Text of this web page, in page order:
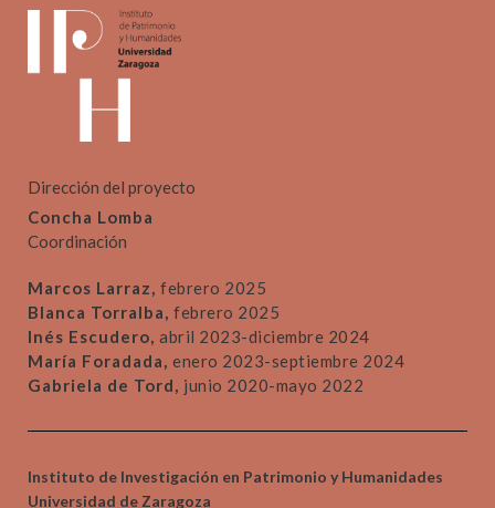
Dirección del proyecto
Concha Lomba
Coordinación
Marcos Larraz, febrero 2025
Blanca Torralba, febrero 2025
Inés Escudero, abril 2023-diciembre 2024
María Foradada, enero 2023-septiembre 2024
Gabriela de Tord, junio 2020-mayo 2022
Instituto de Investigación en Patrimonio y Humanidades
Universidad de Zaragoza